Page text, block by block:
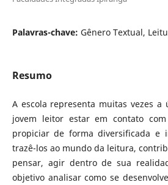
Palavras-chave: Gênero Textual,
Resumo
A escola representa muitas vezes
jovem leitor estar em contato
propiciar de forma diversificada e
trazê-los ao mundo da leitura,
pensar, agir dentro de sua
objetivo analisar como se